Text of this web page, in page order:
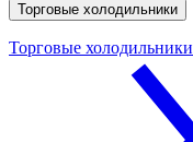
Торговые холодильники
Торговые холодильники